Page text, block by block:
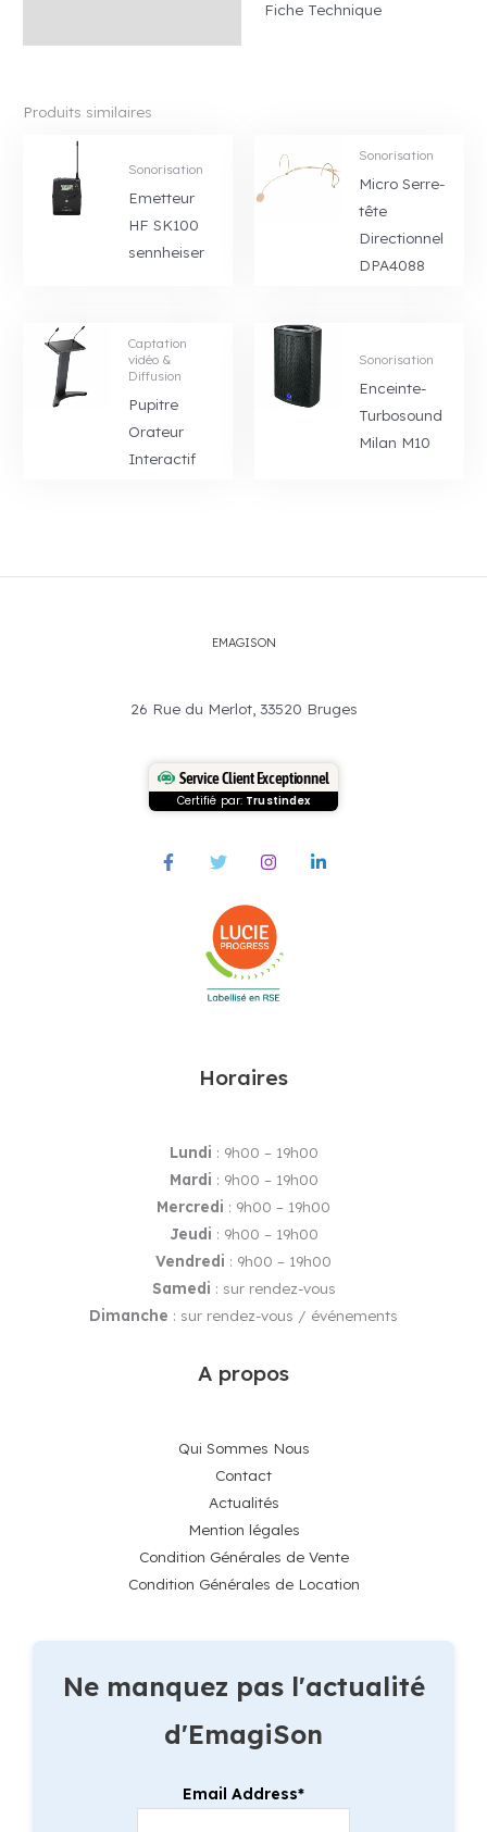
Fiche Technique
Produits similaires
Sonorisation
Emetteur
HF SK100
sennheiser
Sonorisation
Micro Serre-
tête
Directionnel
DPA4088
Captation
vidéo &
Diffusion
Pupitre
Orateur
Interactif
Sonorisation
Enceinte-
Turbosound
Milan M10
EMAGISON
26 Rue du Merlot, 33520 Bruges
Service Client Exceptionnel
Certifié par: Trustindex
Horaires
Lundi : 9h00 – 19h00
Mardi : 9h00 – 19h00
Mercredi : 9h00 – 19h00
Jeudi : 9h00 – 19h00
Vendredi : 9h00 – 19h00
Samedi : sur rendez-vous
Dimanche : sur rendez-vous / événements
A propos
Qui Sommes Nous
Contact
Actualités
Mention légales
Condition Générales de Vente
Condition Générales de Location
Ne manquez pas l'actualité
d'EmagiSon
Email Address*